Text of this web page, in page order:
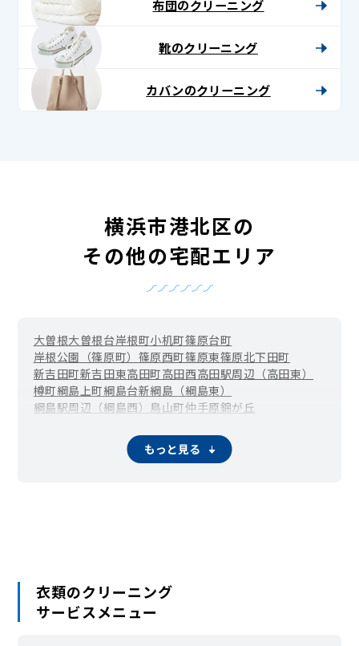
布団のクリーニング
靴のクリーニング
カバンのクリーニング
横浜市港北区の
その他の宅配エリア
大曽根大曽根台岸根町小机町篠原台町
岸根公園（篠原町） 篠原西町篠原東篠原北下田町
新吉田町新吉田東高田町高田西高田駅周辺（高田東）
樽町綱島上町綱島台新綱島（綱島東）
綱島駅周辺（綱島西） 鳥山町仲手原錦が丘
もっと見る
衣類のクリーニング
サービスメニュー